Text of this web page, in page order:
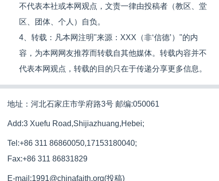
不代表本社或本网观点，文责一律由投稿者（教区、堂
区、团体、个人）自负。
4、转载：凡本网注明"来源：XXX（非‘信德’）"的内
容，为本网网友推荐而转载自其他媒体。转载内容并不
代表本网观点，转载的目的只在于传递分享更多信息。
地址：河北石家庄市学府路3号 邮编:050061
Add:3 Xuefu Road,Shijiazhuang,Hebei;
Tel:+86 311 86860050,17153180040;
Fax:+86 311 86831829
E-mail:1991@chinafaith.org(投稿)